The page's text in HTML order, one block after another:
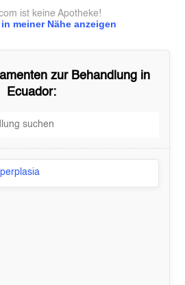
meiner Nähe anzeigen
ist keine Apotheke!
zur Behandlung in
Ecuador: